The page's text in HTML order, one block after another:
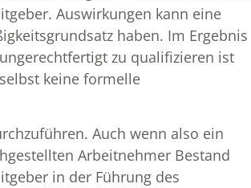
Auswirkungen kann eine
haben. Im Ergebnis
zu qualifizieren ist
keine formelle
Auch wenn also ein
Arbeitnehmer Bestand
in der Führung des